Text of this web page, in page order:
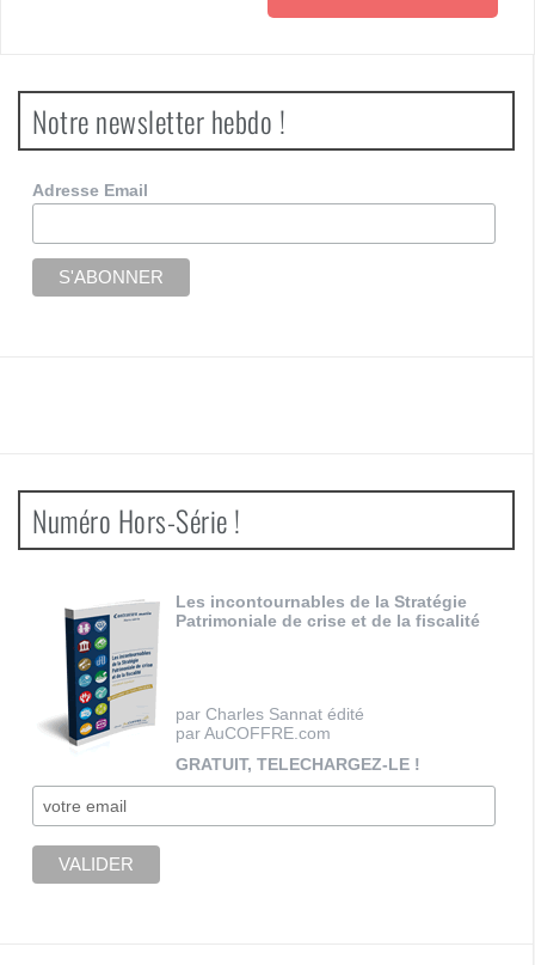
Notre newsletter hebdo !
Adresse Email
Numéro Hors-Série !
Les incontournables de la Stratégie
Patrimoniale de crise et de la fiscalité
par Charles Sannat édité
par AuCOFFRE.com
GRATUIT, TELECHARGEZ-LE !